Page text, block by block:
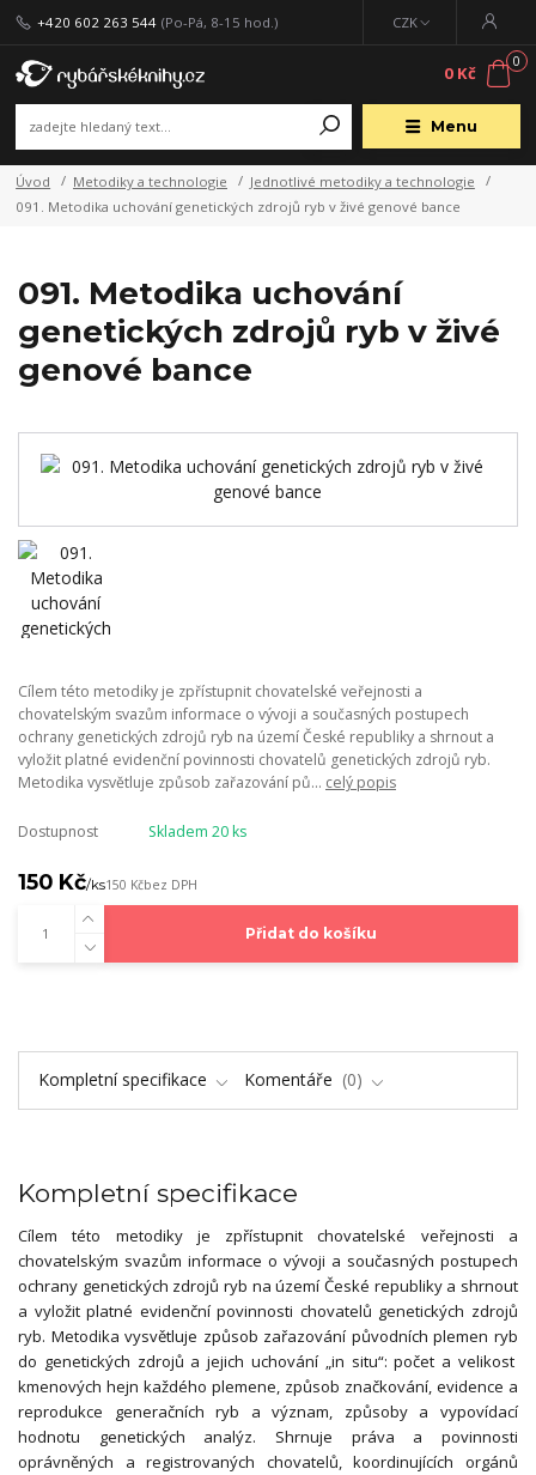
Menu
CZK
+420 602 263 544 (Po-Pá, 8-15 hod.)
0
0 Kč
Úvod Metodiky a technologie
Jednotlivé metodiky a technologie
091. Metodika uchování genetických zdrojů ryb v živé genové bance
091. Metodika uchování
genetických zdrojů ryb v živé
genové bance
Cílem této metodiky je zpřístupnit chovatelské veřejnosti a
chovatelským svazům informace o vývoji a současných postupech
ochrany genetických zdrojů ryb na území České republiky a shrnout a
vyložit platné evidenční povinnosti chovatelů genetických zdrojů ryb.
Metodika vysvětluje způsob zařazování pů... celý popis
Dostupnost Skladem 20 ks
150 Kč/ks150 Kčbez DPH
Přidat do košíku
Kompletní specifikace Komentáře 0
Kompletní specifikace
Cílem této metodiky je zpřístupnit chovatelské veřejnosti a
chovatelským svazům informace o vývoji a současných postupech
ochrany genetických zdrojů ryb na území České republiky a shrnout
a vyložit platné evidenční povinnosti chovatelů genetických zdrojů
ryb. Metodika vysvětluje způsob zařazování původních plemen ryb
do genetických zdrojů a jejich uchování „in situ“: počet a velikost
kmenových hejn každého plemene, způsob značkování, evidence a
reprodukce generačních ryb a význam, způsoby a vypovídací
hodnotu genetických analýz. Shrnuje práva a povinnosti
oprávněných a registrovaných chovatelů, koordinujících orgánů